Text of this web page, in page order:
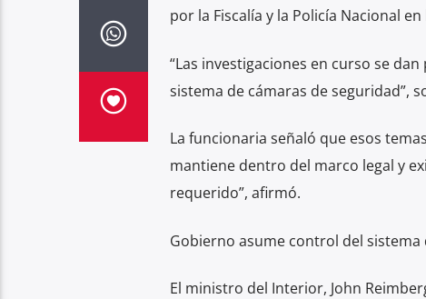
por la Fiscalía y la Policía Nacional
“Las investigaciones en curso se
sistema de cámaras de seguridad”,
La funcionaria señaló que esos
mantiene dentro del marco legal y
requerido”, afirmó.
Gobierno asume control del sistema
El ministro del Interior, John